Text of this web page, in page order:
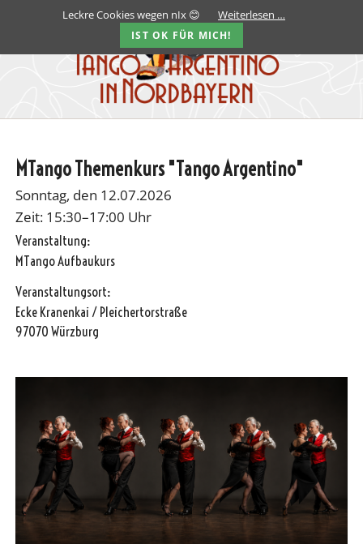
MTango Themenkurs "Tango Argentino"
Sonntag, den 12.07.2026
Zeit: 15:30–17:00 Uhr
Veranstaltung:
MTango Aufbaukurs
Veranstaltungsort:
Ecke Kranenkai / Pleichertorstraße
97070 Würzburg
Leckre Cookies wegen nIx 😊 Weiterlesen …
IST OK FÜR MICH!